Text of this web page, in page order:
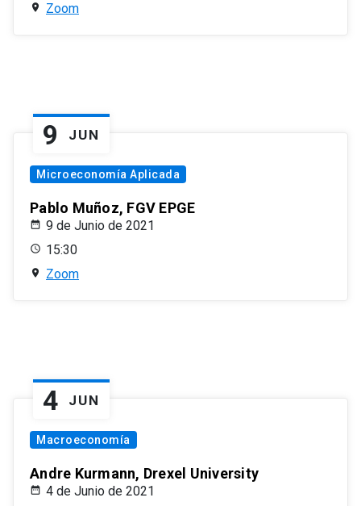
Zoom
9 JUN
Microeconomía Aplicada
Pablo Muñoz, FGV EPGE
9 de Junio de 2021
15:30
Zoom
4 JUN
Macroeconomía
Andre Kurmann, Drexel University
4 de Junio de 2021